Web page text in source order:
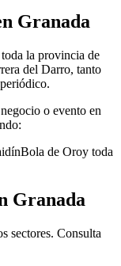
Granada
la provincia de
del Darro, tanto
o evento en
Bola de Oroy toda
Granada
sectores. Consulta